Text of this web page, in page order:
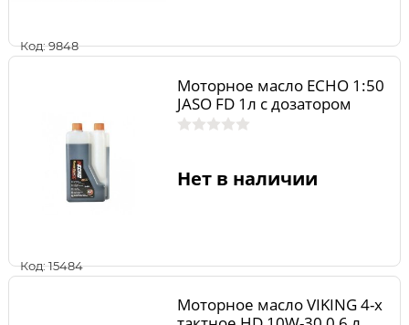
Код: 9848
Код: 15484
Моторное масло ECHO 1:50
JASO FD 1л с дозатором
Нет в наличии
Моторное масло VIKING 4-х